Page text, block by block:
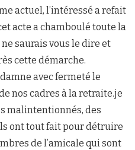
actuel, l’intéressé a refait
acte a chamboulé toute la
saurais vous le dire et
cette démarche.
avec fermeté le
nos cadres à la retraite.je
malintentionnés, des
ont tout fait pour détruire
de l’amicale qui sont